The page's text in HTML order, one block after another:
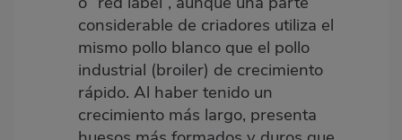
considerable de criadores utiliza el
mismo pollo blanco que el pollo
industrial (broiler) de crecimiento
rápido. Al haber tenido un
crecimiento más largo, presenta